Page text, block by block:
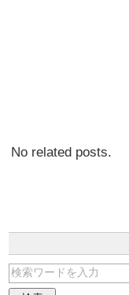
No related posts.